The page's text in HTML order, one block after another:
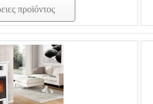
προϊόντος